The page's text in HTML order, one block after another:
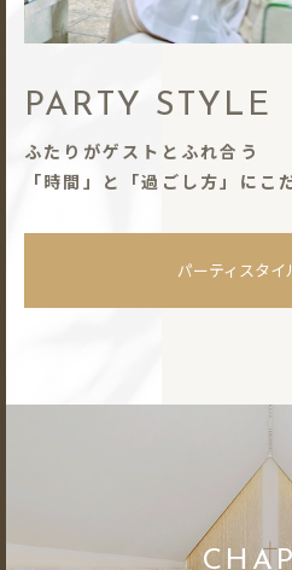
PARTY STYLE
ふたりがゲストとふれ合う
「時間」と「過ごし⽅」にこ
パーティスタイ